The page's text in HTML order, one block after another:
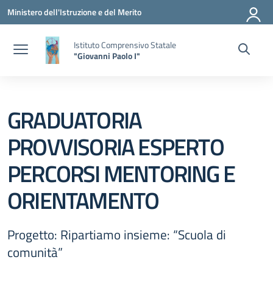
Vai ai contenuti
Vai al menu di navigazione
Vai al footer
Ministero dell'Istruzione e del Merito
Istituto Comprensivo Statale
"Giovanni Paolo I"
GRADUATORIA
PROVVISORIA ESPERTO
PERCORSI MENTORING E
ORIENTAMENTO
Progetto: Ripartiamo insieme: “Scuola di
comunità”